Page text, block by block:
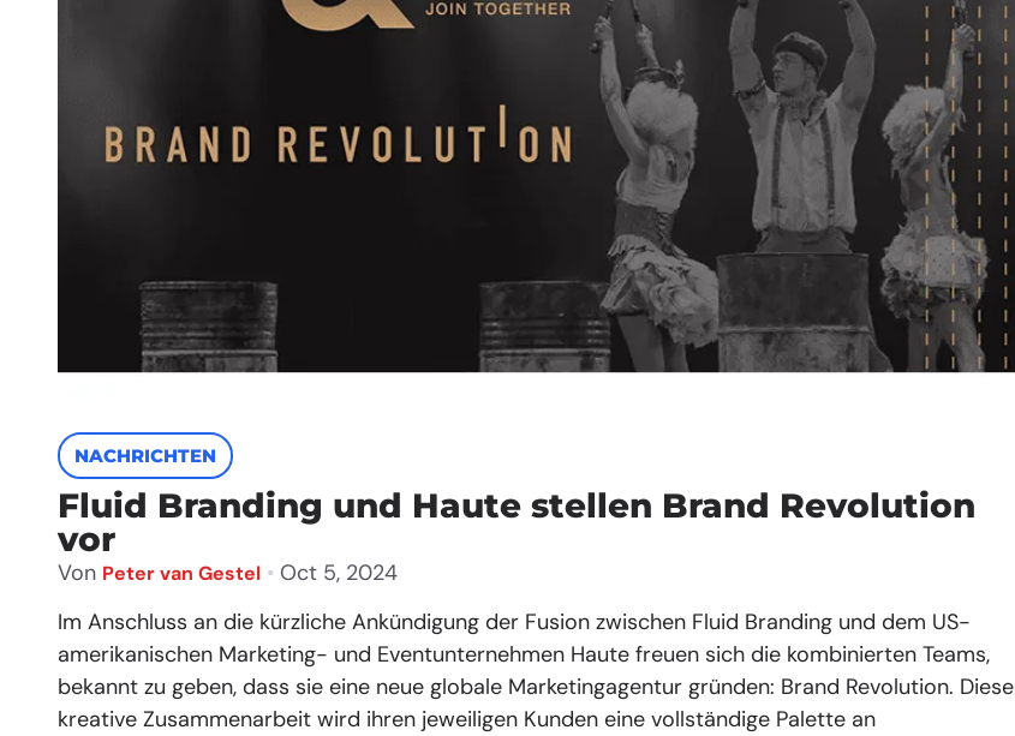
NACHRICHTEN
Fluid Branding und Haute stellen Brand Revolution
vor
Von Peter van Gestel • Oct 5, 2024
Im Anschluss an die kürzliche Ankündigung der Fusion zwischen Fluid Branding und dem US-
amerikanischen Marketing- und Eventunternehmen Haute freuen sich die kombinierten Teams,
bekannt zu geben, dass sie eine neue globale Marketingagentur gründen: Brand Revolution. Diese
kreative Zusammenarbeit wird ihren jeweiligen Kunden eine vollständige Palette an